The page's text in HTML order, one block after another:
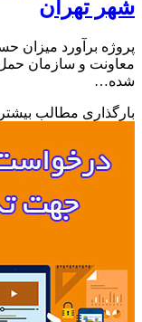
تهران
برآورد میزان
و سازمان حمل و
مطالب بیشتر